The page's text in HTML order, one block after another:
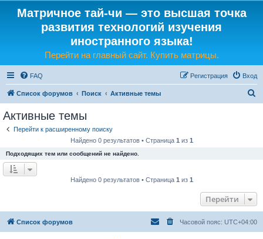
Матричное тай-чи — это высшая точка
развития технологий изучения
иностранного языка!
Перейти на главный сайт. Купить матрицы.
FAQ Вход
Регистрация
Список форумов Поиск Активные темы
Активные темы
Перейти к расширенному поиску
Найдено 0 результатов • Страница 1 из 1
Подходящих тем или сообщений не найдено.
Найдено 0 результатов • Страница 1 из 1
Перейти
Список форумов Часовой пояс: UTC+04:00